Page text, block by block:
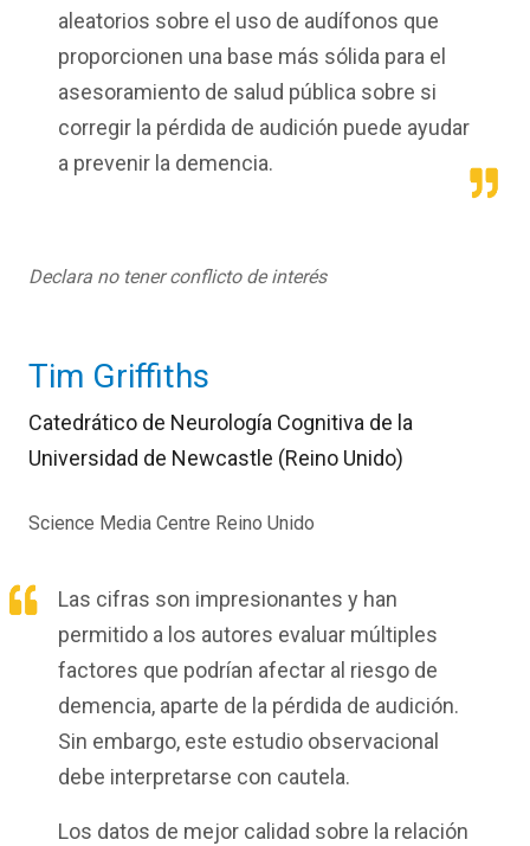
aleatorios sobre el uso de audífonos que
proporcionen una base más sólida para el
asesoramiento de salud pública sobre si
corregir la pérdida de audición puede ayudar
a prevenir la demencia.
Declara no tener conflicto de interés
Tim Griffiths
Catedrático de Neurología Cognitiva de la
Universidad de Newcastle (Reino Unido)
Science Media Centre Reino Unido
Las cifras son impresionantes y han
permitido a los autores evaluar múltiples
factores que podrían afectar al riesgo de
demencia, aparte de la pérdida de audición.
Sin embargo, este estudio observacional
debe interpretarse con cautela.
Los datos de mejor calidad sobre la relación